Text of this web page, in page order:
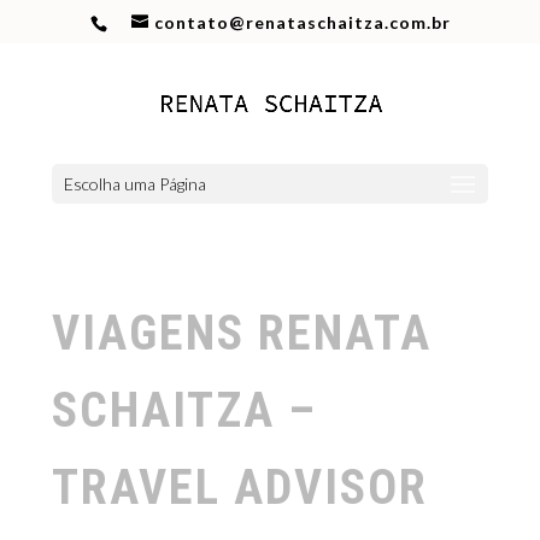
contato@renataschaitza.com.br
Escolha uma Página
VIAGENS RENATA
SCHAITZA –
TRAVEL ADVISOR